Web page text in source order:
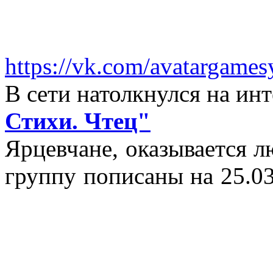
https://vk.com/
В сети натолкнулся на
Стихи. Чтец"
Ярцевчане,
группу пописаны на